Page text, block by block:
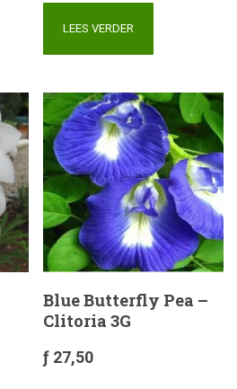
LEES VERDER
Blue Butterfly Pea –
Clitoria 3G
ƒ 27,50